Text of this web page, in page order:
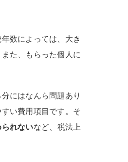
数によっては、大き
た、もらった個人に
にはなんら問題あり
い費用項目です。そ
れないなど、税法上